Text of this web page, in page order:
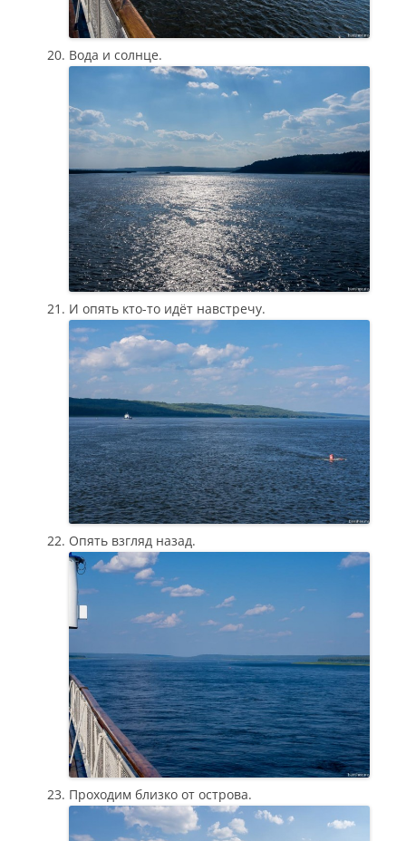
Вода и солнце.
И опять кто-то идёт навстречу.
Опять взгляд назад.
Проходим близко от острова.